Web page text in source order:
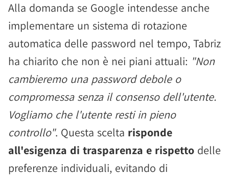
Alla domanda se Google intendesse anche
implementare un sistema di rotazione
automatica delle password nel tempo, Tabriz
ha chiarito che non è nei piani attuali: "Non
cambieremo una password debole o
compromessa senza il consenso dell'utente.
Vogliamo che l'utente resti in pieno
controllo". Questa scelta risponde
all'esigenza di trasparenza e rispetto delle
preferenze individuali, evitando di